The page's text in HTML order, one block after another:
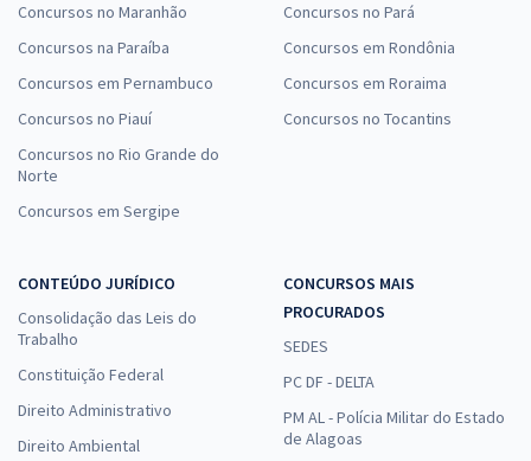
Concursos no Maranhão
Concursos na Paraíba
Concursos em Pernambuco
Concursos no Piauí
Concursos no Rio Grande do
Norte
Concursos em Sergipe
Concursos no Pará
Concursos em Rondônia
Concursos em Roraima
Concursos no Tocantins
CONTEÚDO JURÍDICO
Consolidação das Leis do
Trabalho
Constituição Federal
Direito Administrativo
Direito Ambiental
CONCURSOS MAIS
PROCURADOS
SEDES
PC DF - DELTA
PM AL - Polícia Militar do Estado
de Alagoas